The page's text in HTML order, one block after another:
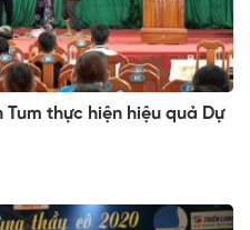
thực hiện hiệu quả Dự